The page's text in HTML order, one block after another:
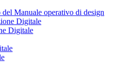
del Manuale operativo di design
Digitale